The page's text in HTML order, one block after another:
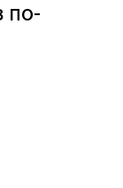
по-